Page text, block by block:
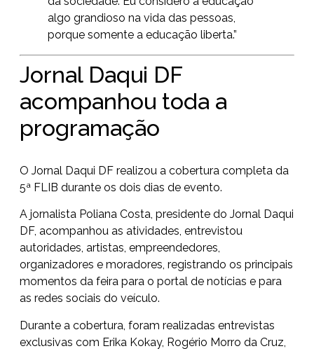
algo grandioso na vida das pessoas,
porque somente a educação liberta.”
Jornal Daqui DF
acompanhou toda a
programação
O Jornal Daqui DF realizou a cobertura completa da
5ª FLIB durante os dois dias de evento.
A jornalista Poliana Costa, presidente do Jornal Daqui
DF, acompanhou as atividades, entrevistou
autoridades, artistas, empreendedores,
organizadores e moradores, registrando os principais
momentos da feira para o portal de notícias e para
as redes sociais do veículo.
Durante a cobertura, foram realizadas entrevistas
exclusivas com Erika Kokay, Rogério Morro da Cruz,